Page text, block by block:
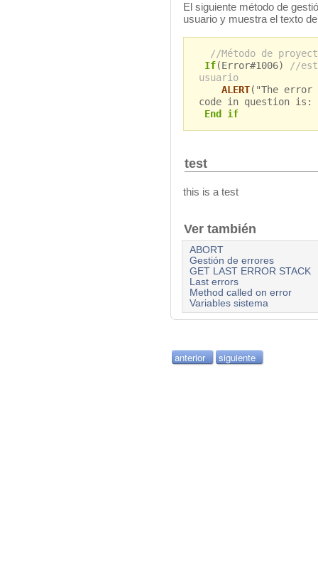
El siguiente método de
usuario y muestra el texto
//Método de
If(Error#1006)
//
usuario
ALERT("The error
code in question is:
End if
test
this is a test
Ver también
ABORT
Gestión de errores
GET LAST ERROR STACK
Last errors
Method called on error
Variables sistema
anterior siguiente